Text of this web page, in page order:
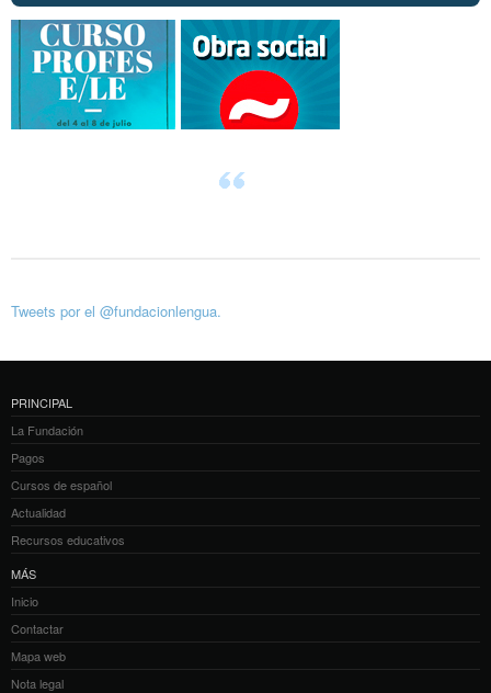
Tweets por el @fundacionlengua.
PRINCIPAL
La Fundación
Pagos
Cursos de español
Actualidad
Recursos educativos
MÁS
Inicio
Contactar
Mapa web
Nota legal